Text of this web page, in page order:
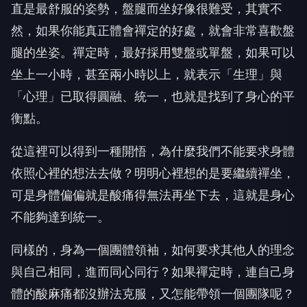
直是最舒服的姿勢，盤腿而坐好像很難受，其實不
然，如果你能真正體會禪定的好處，就會非常喜歡盤
腿的坐姿。禪定時，最好採用雙盤或單盤，如果可以
坐上一小時，甚至兩小時以上，就表示「生理」與
「心理」已取得圓融、統一，也就是找到了身心的平
衡點。
從這裡可以得到一種開悟，為什麼我們不能要求身體
依照心裡的想法去做？明明心裡想的是要繼續禪坐，
可是身體偏偏就是酸痛得無法再坐下去，這就是身心
不能夠達到統一。
同樣的，身為一個團體領袖，如何要求其他人的理念
與自己相同，進而同心同行？如果禪定時，連自己身
體的酸麻痛都沒辦法克服，又怎能帶領一個團隊呢？